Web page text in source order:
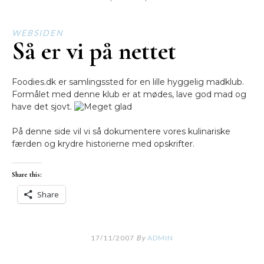
WEBSIDEN
Så er vi på nettet
Foodies.dk er samlingssted for en lille hyggelig madklub.
Formålet med denne klub er at mødes, lave god mad og
have det sjovt.
På denne side vil vi så dokumentere vores kulinariske
færden og krydre historierne med opskrifter.
Share this:
Share
17/11/2007 By ADMIN